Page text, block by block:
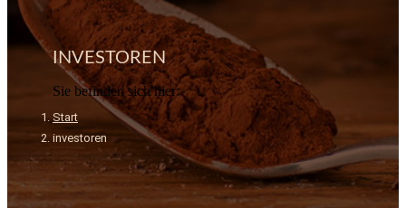
INVESTOREN
Sie befinden sich hier:
Start
investoren